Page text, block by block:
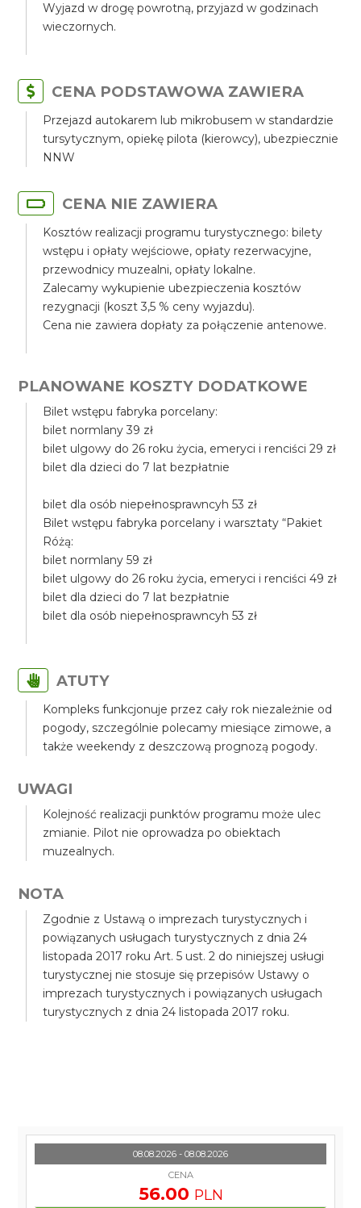
Wyjazd w drogę powrotną, przyjazd w godzinach
wieczornych.
CENA PODSTAWOWA ZAWIERA
Przejazd autokarem lub mikrobusem w standardzie
tursytycznym, opiekę pilota (kierowcy), ubezpiecznie
NNW
CENA NIE ZAWIERA
Kosztów realizacji programu turystycznego: bilety
wstępu i opłaty wejściowe, opłaty rezerwacyjne,
przewodnicy muzealni, opłaty lokalne.
Zalecamy wykupienie ubezpieczenia kosztów
rezygnacji (koszt 3,5 % ceny wyjazdu).
Cena nie zawiera dopłaty za połączenie antenowe.
PLANOWANE KOSZTY DODATKOWE
Bilet wstępu fabryka porcelany:
bilet normlany 39 zł
bilet ulgowy do 26 roku życia, emeryci i renciści 29 zł
bilet dla dzieci do 7 lat bezpłatnie
bilet dla osób niepełnosprawncyh 53 zł
Bilet wstępu fabryka porcelany i warsztaty “Pakiet
Różą:
bilet normlany 59 zł
bilet ulgowy do 26 roku życia, emeryci i renciści 49 zł
bilet dla dzieci do 7 lat bezpłatnie
bilet dla osób niepełnosprawncyh 53 zł
ATUTY
Kompleks funkcjonuje przez cały rok niezależnie od
pogody, szczególnie polecamy miesiące zimowe, a
także weekendy z deszczową prognozą pogody.
UWAGI
Kolejność realizacji punktów programu może ulec
zmianie. Pilot nie oprowadza po obiektach
muzealnych.
NOTA
Zgodnie z Ustawą o imprezach turystycznych i
powiązanych usługach turystycznych z dnia 24
listopada 2017 roku Art. 5 ust. 2 do niniejszej usługi
turystycznej nie stosuje się przepisów Ustawy o
imprezach turystycznych i powiązanych usługach
turystycznych z dnia 24 listopada 2017 roku.
08.08.2026 - 08.08.2026
CENA
56.00 PLN